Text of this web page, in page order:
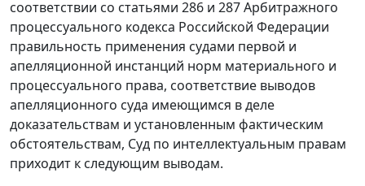
соответствии со статьями 286 и 287 Арбитражного
процессуального кодекса Российской Федерации
правильность применения судами первой и
апелляционной инстанций норм материального и
процессуального права, соответствие выводов
апелляционного суда имеющимся в деле
доказательствам и установленным фактическим
обстоятельствам, Суд по интеллектуальным правам
приходит к следующим выводам.